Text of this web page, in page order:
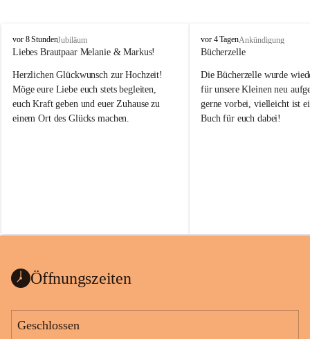
T
o
a
j
vor 8 StundenJubiläum
Liebes Brautpaar Melanie & Markus!
Herzlichen Glückwunsch zur Hochzeit!
Möge eure Liebe euch stets begleiten,
euch Kraft geben und euer Zuhause zu
einem Ort des Glücks machen.
T
o
a
j
vor 4 TagenAnkündigung
Bücherzelle
Die Bücherzelle wurde
für unsere Kleinen neu
gerne vorbei, vielleicht ist
Buch für euch dabei!
Wanduhr (!) benutzt und
Öffnungszeiten
Geschlossen